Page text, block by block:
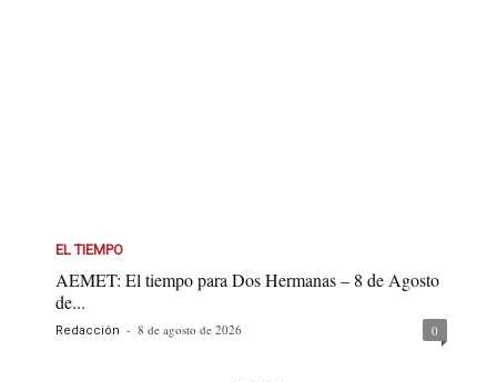
EL TIEMPO
AEMET: El tiempo para Dos Hermanas – 8 de Agosto
de...
Redacción - 8 de agosto de 2026 0